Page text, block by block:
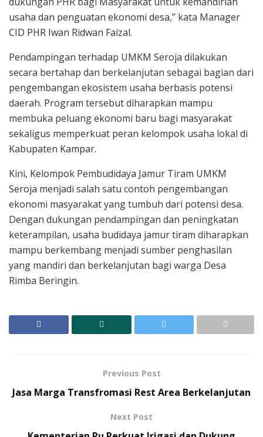
usaha dan penguatan ekonomi desa,” kata Manager
CID PHR Iwan Ridwan Faizal.
Pendampingan terhadap UMKM Seroja dilakukan
secara bertahap dan berkelanjutan sebagai bagian dari
pengembangan ekosistem usaha berbasis potensi
daerah. Program tersebut diharapkan mampu
membuka peluang ekonomi baru bagi masyarakat
sekaligus memperkuat peran kelompok usaha lokal di
Kabupaten Kampar.
Kini, Kelompok Pembudidaya Jamur Tiram UMKM
Seroja menjadi salah satu contoh pengembangan
ekonomi masyarakat yang tumbuh dari potensi desa.
Dengan dukungan pendampingan dan peningkatan
keterampilan, usaha budidaya jamur tiram diharapkan
mampu berkembang menjadi sumber penghasilan
yang mandiri dan berkelanjutan bagi warga Desa
Rimba Beringin.
Previous Post
Jasa Marga Transfromasi Rest Area Berkelanjutan
Next Post